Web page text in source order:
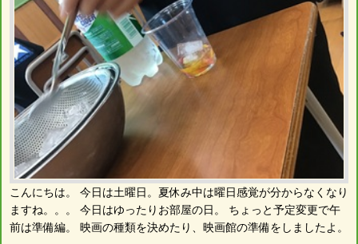
こんにちは。 今日は土曜日。夏休み中は曜日感覚が分からなくなり
ますね。。。 今日はゆったりお部屋の日。 ちょっと予定変更で午
前は準備編。 映画の種類を決めたり、映画館の準備をしましたよ。